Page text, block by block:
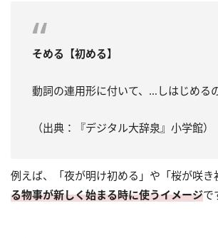
そめる【初める】
動詞の連用形に付いて、…しはじめる
（出典：『デジタル大辞泉』小学館）
例えば、「夜が明け初める」や「桜が咲き
る物事が新しく始まる時に使うイメージで